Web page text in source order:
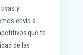
y
envío a
que te
de las